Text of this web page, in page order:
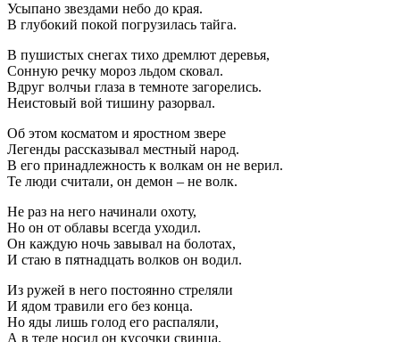
Усыпано звездами небо до края.
В глубокий покой погрузилась тайга.
В пушистых снегах тихо дремлют деревья,
Сонную речку мороз льдом сковал.
Вдруг волчьи глаза в темноте загорелись.
Неистовый вой тишину разорвал.
Об этом косматом и яростном звере
Легенды рассказывал местный народ.
В его принадлежность к волкам он не верил.
Те люди считали, он демон – не волк.
Не раз на него начинали охоту,
Но он от облавы всегда уходил.
Он каждую ночь завывал на болотах,
И стаю в пятнадцать волков он водил.
Из ружей в него постоянно стреляли
И ядом травили его без конца.
Но яды лишь голод его распаляли,
А в теле носил он кусочки свинца.